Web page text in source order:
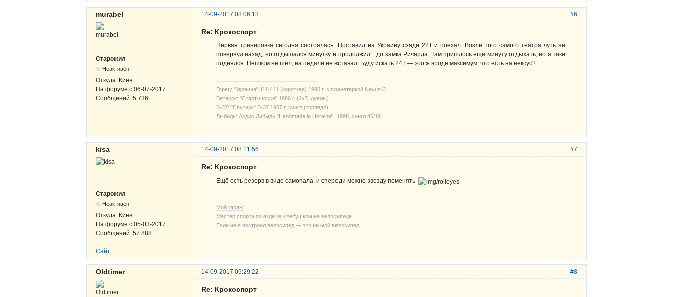
#6
murabel 14-09-2017 08:06:13
Старожил
Неактивен
Откуда: Киев
На форуме с 06-07-2017
Сообщений: 5 736
Re: Крокоспорт
Первая тренировка сегодня состоялась. Поставил на Украину сзади 22Т и поехал. Возле того самого театра чуть не
повернул назад, но отдышался минутку и продолжил... до замка Ричарда. Там пришлось еще минуту отдыхать, но я таки
поднялся. Пешком не шел, на педали не вставал. Буду искать 24Т — это ж вроде максимум, что есть на нексус?
Горец: "Украина" 111-441 (короткая) 1990 г. с планетаркой Nexus-3
Ветерок: "Старт-шоссе" 1986 г. (2х7, дуалы)
В-37: "Спутник" В-37 1967 г. сингл (торпедо)
Лыбидь: Ардис Либыдь "Handmade in Ukraine", 1998, сингл 46/19
#7
kisa 14-09-2017 08:11:56
Старожил
Неактивен
Откуда: Киев
На форуме с 05-03-2017
Сообщений: 57 888
Re: Крокоспорт
Ещё есть резерв в виде самопала, и спереди можно звезду поменять
Мой гараж
Мастер спорта по езде за хлебушком на велосипеде.
Если не я построил велосипед — это не мой велосипед.
Сайт
#8
Oldtimer 14-09-2017 09:29:22
Re: Крокоспорт